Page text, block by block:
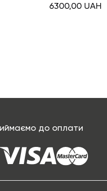
6300,00 UAH
до оплати